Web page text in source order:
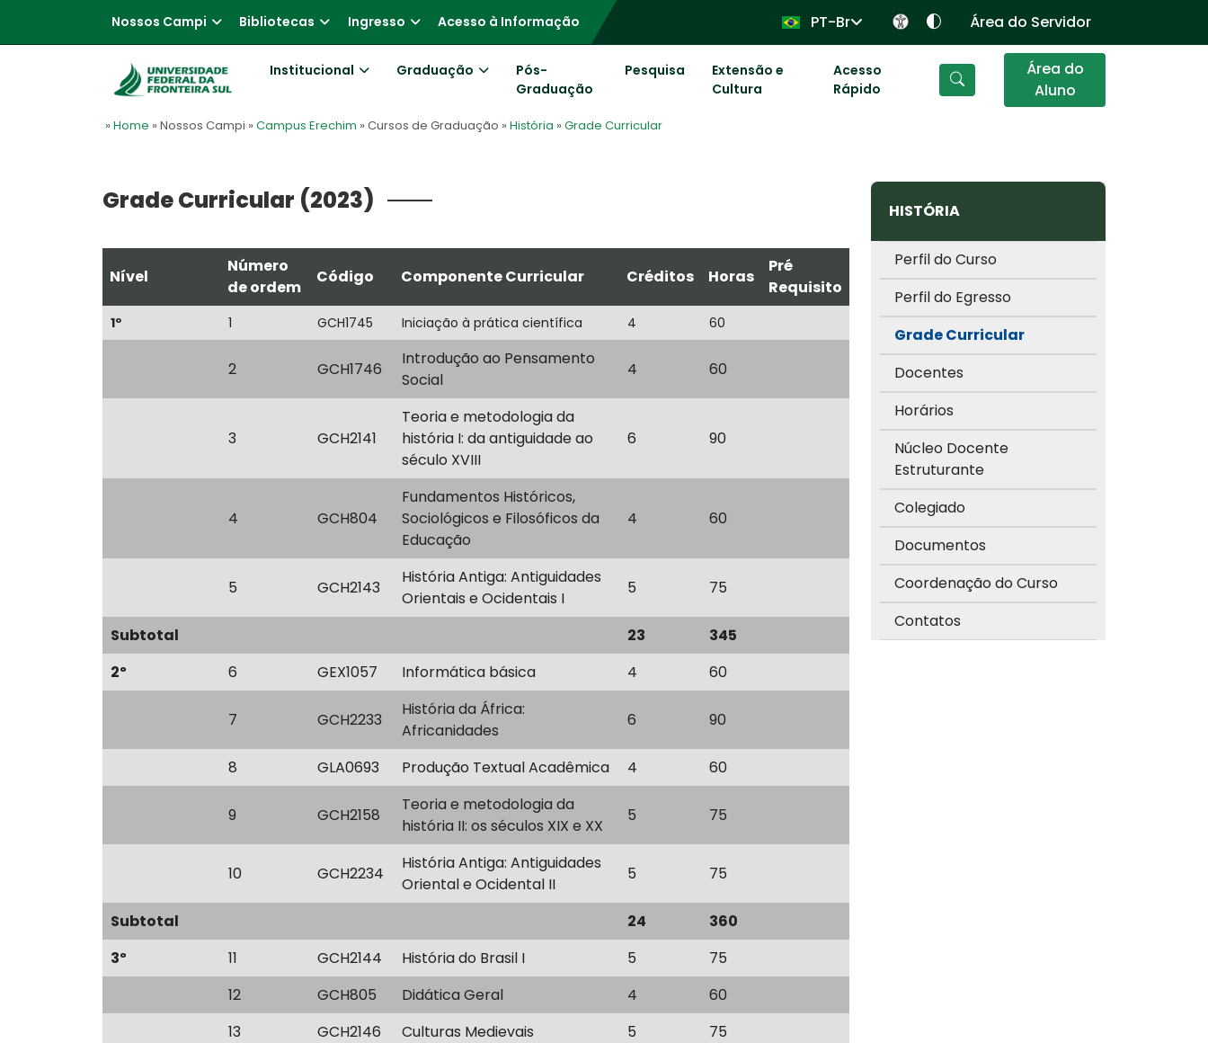
Nossos Campi Bibliotecas Ingresso Acesso à Informação PT-Br Área do Servidor
Institucional Graduação
Pós-
Graduação
Pesquisa
Extensão e
Cultura
Acesso
Rápido
Área do
Aluno
» Home » Nossos Campi » Campus Erechim » Cursos de Graduação » História » Grade Curricular
Grade Curricular (2023)
Nível
Número
de ordem
Código Componente Curricular Créditos Horas
Pré
Requisito
1º 1 GCH1745 Iniciação à prática científica 4 60
2 GCH1746
Introdução ao Pensamento
Social
4 60
3 GCH2141
Teoria e metodologia da
história I: da antiguidade ao
século XVIII
6 90
4 GCH804
Fundamentos Históricos,
Sociológicos e Filosóficos da
Educação
4 60
5 GCH2143
História Antiga: Antiguidades
Orientais e Ocidentais I
5 75
Subtotal 23
345
2º
6 GEX1057 Informática básica 4 60
7 GCH2233
História da África:
Africanidades
6 90
8 GLA0693 Produção Textual Acadêmica 4 60
9 GCH2158
Teoria e metodologia da
história II: os séculos XIX e XX
5 75
10 GCH2234
História Antiga: Antiguidades
Oriental e Ocidental II
5 75
Subtotal 24
360
3º
11 GCH2144 História do Brasil I 5
75
12
GCH805 Didática Geral 4
60
13
GCH2146 Culturas Medievais 5 75
HISTÓRIA
Perfil do Curso
Perfil do Egresso
Grade Curricular
Docentes
Horários
Núcleo Docente
Estruturante
Colegiado
Documentos
Coordenação do Curso
Contatos